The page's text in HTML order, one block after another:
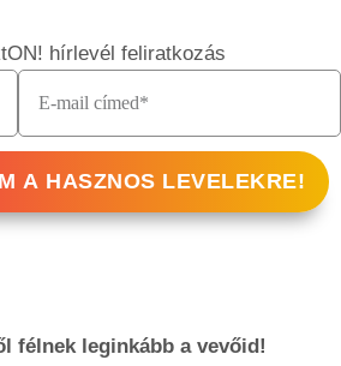
A HASZNOS LEVELEKRE!
félnek leginkább a vevőid!